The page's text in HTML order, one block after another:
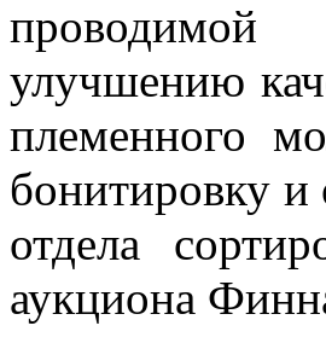
проводимой
улучшению
племенного
бонитировку и
отдела
аукциона